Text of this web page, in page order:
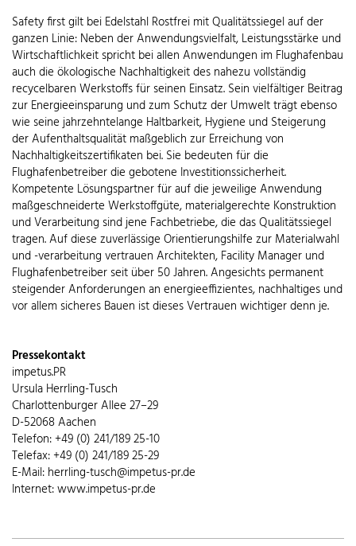
Safety first gilt bei Edelstahl Rostfrei mit Qualitätssiegel auf der
ganzen Linie: Neben der Anwendungsvielfalt, Leistungsstärke und
Wirtschaftlichkeit spricht bei allen Anwendungen im Flughafenbau
auch die ökologische Nachhaltigkeit des nahezu vollständig
recycelbaren Werkstoffs für seinen Einsatz. Sein vielfältiger Beitrag
zur Energieeinsparung und zum Schutz der Umwelt trägt ebenso
wie seine jahrzehntelange Haltbarkeit, Hygiene und Steigerung
der Aufenthaltsqualität maßgeblich zur Erreichung von
Nachhaltigkeitszertifikaten bei. Sie bedeuten für die
Flughafenbetreiber die gebotene Investitionssicherheit.
Kompetente Lösungspartner für auf die jeweilige Anwendung
maßgeschneiderte Werkstoffgüte, materialgerechte Konstruktion
und Verarbeitung sind jene Fachbetriebe, die das Qualitätssiegel
tragen. Auf diese zuverlässige Orientierungshilfe zur Materialwahl
und -verarbeitung vertrauen Architekten, Facility Manager und
Flughafenbetreiber seit über 50 Jahren. Angesichts permanent
steigender Anforderungen an energieeffizientes, nachhaltiges und
vor allem sicheres Bauen ist dieses Vertrauen wichtiger denn je.
Pressekontakt
impetus.PR
Ursula Herrling-Tusch
Charlottenburger Allee 27–29
D-52068 Aachen
Telefon: +49 (0) 241/189 25-10
Telefax: +49 (0) 241/189 25-29
E-Mail: herrling-tusch@impetus-pr.de
Internet: www.impetus-pr.de